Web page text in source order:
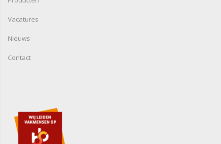
Vacatures
Nieuws
Contact